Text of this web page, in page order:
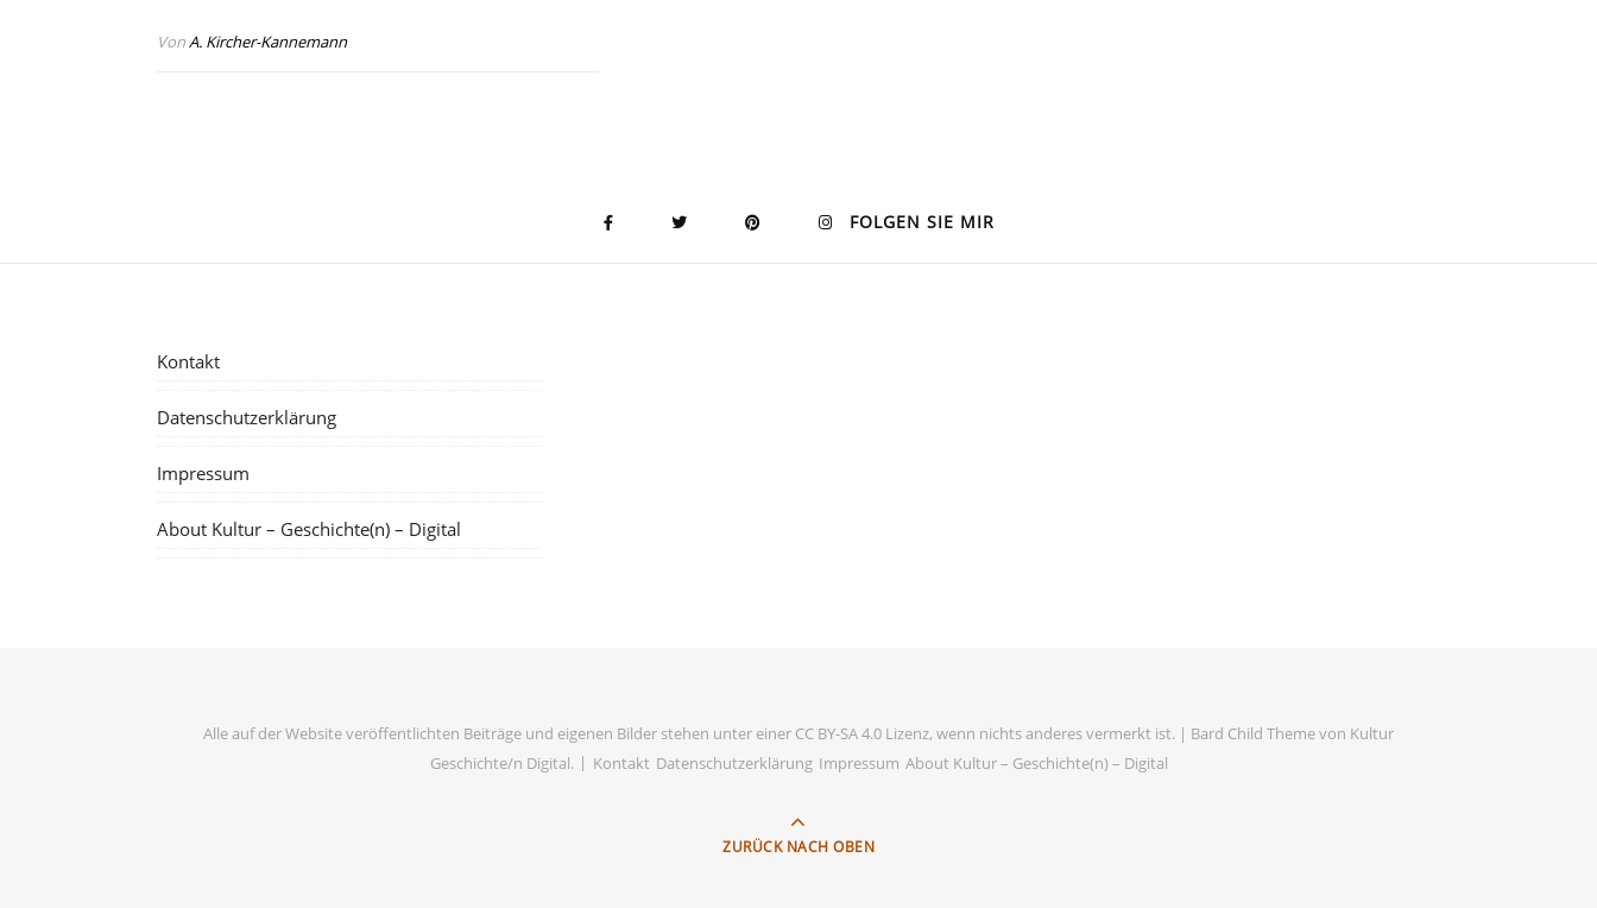
VonA. Kircher-Kannemann
FOLGEN SIE MIR
Kontakt
Datenschutzerklärung
Impressum
About Kultur – Geschichte(n) – Digital
Alle auf der Website veröffentlichten Beiträge und eigenen Bilder stehen unter einer CC BY-SA 4.0 Lizenz, wenn nichts anderes vermerkt ist. | Bard Child Theme von Kultur
Geschichte/n Digital. Kontakt Datenschutzerklärung Impressum About Kultur – Geschichte(n) – Digital
ZURÜCK NACH OBEN